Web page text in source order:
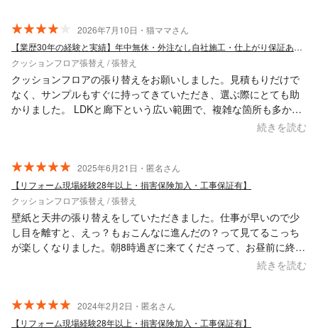
2026年7月10日・猫ママさん
【業歴30年の経験と実績】年中無休・外注なし自社施工・仕上がり保証あり！
クッションフロア張替え / 張替え
クッションフロアの張り替えをお願いしました。見積もりだけで
なく、サンプルもすぐに持ってきていただき、選ぶ際にとても助
かりました。 LDKと廊下という広い範囲で、複雑な箇所も多かっ
たのですが、1日かけて丁寧に仕上げてくださいました。仕上がり
っとした一言ですが、安心感があり、とても好感が持てました。
またお願いしたいと思います。
続きを読む
2025年6月21日・匿名さん
【リフォーム現場経験28年以上・損害保険加入・工事保証有】
クッションフロア張替え / 張替え
壁紙と天井の張り替えをしていただきました。仕事が早いので少
し目を離すと、えっ？もぉこんなに進んだの？って見てるこっち
が楽しくなりました。朝8時過ぎに来てくださって、お昼前に終わ
りました。新しい火災報知器と仕切りのロールスクリーンまで付
続きを読む
2024年2月2日・匿名さん
【リフォーム現場経験28年以上・損害保険加入・工事保証有】